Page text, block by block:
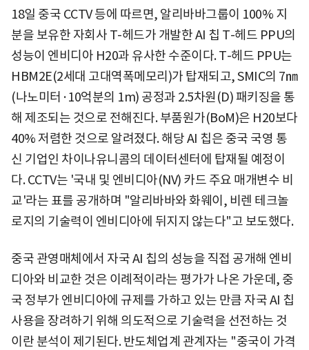
18일 중국 CCTV 등에 따르면, 알리바바그룹이 100% 지
분을 보유한 자회사 T-헤드가 개발한 AI 칩 T-헤드 PPU의
성능이 엔비디아 H20과 유사한 수준이다. T-헤드 PPU는
HBM2E(2세대 고대역폭메모리)가 탑재되고, SMIC의 7㎚
(나노미터·10억분의 1m) 공정과 2.5차원(D) 패키징을 통
해 제조되는 것으로 전해진다. 부품원가(BoM)은 H20보다
40% 저렴한 것으로 알려졌다. 해당 AI 칩은 중국 국영 통
신 기업인 차이나유니콤의 데이터센터에 탑재될 예정이
다. CCTV는 '국내 및 엔비디아(NV) 카드 주요 매개변수 비
교'라는 표를 공개하며 "알리바바와 화웨이, 비렌 테크놀
로지의 기술력이 엔비디아에 뒤지지 않는다"고 보도했다.
중국 관영매체에서 자국 AI 칩의 성능을 직접 공개해 엔비
디아와 비교한 것은 이례적이라는 평가가 나온 가운데, 중
국 정부가 엔비디아에 규제를 가하고 있는 만큼 자국 AI 칩
사용을 장려하기 위해 의도적으로 기술력을 선전하는 것
이란 분석이 제기된다. 반도체업계 관계자는 "중국이 가격